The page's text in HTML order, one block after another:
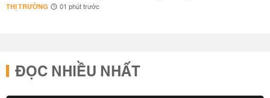
THỊ TRƯỜNG 01 phút trước
ĐỌC NHIỀU NHẤT